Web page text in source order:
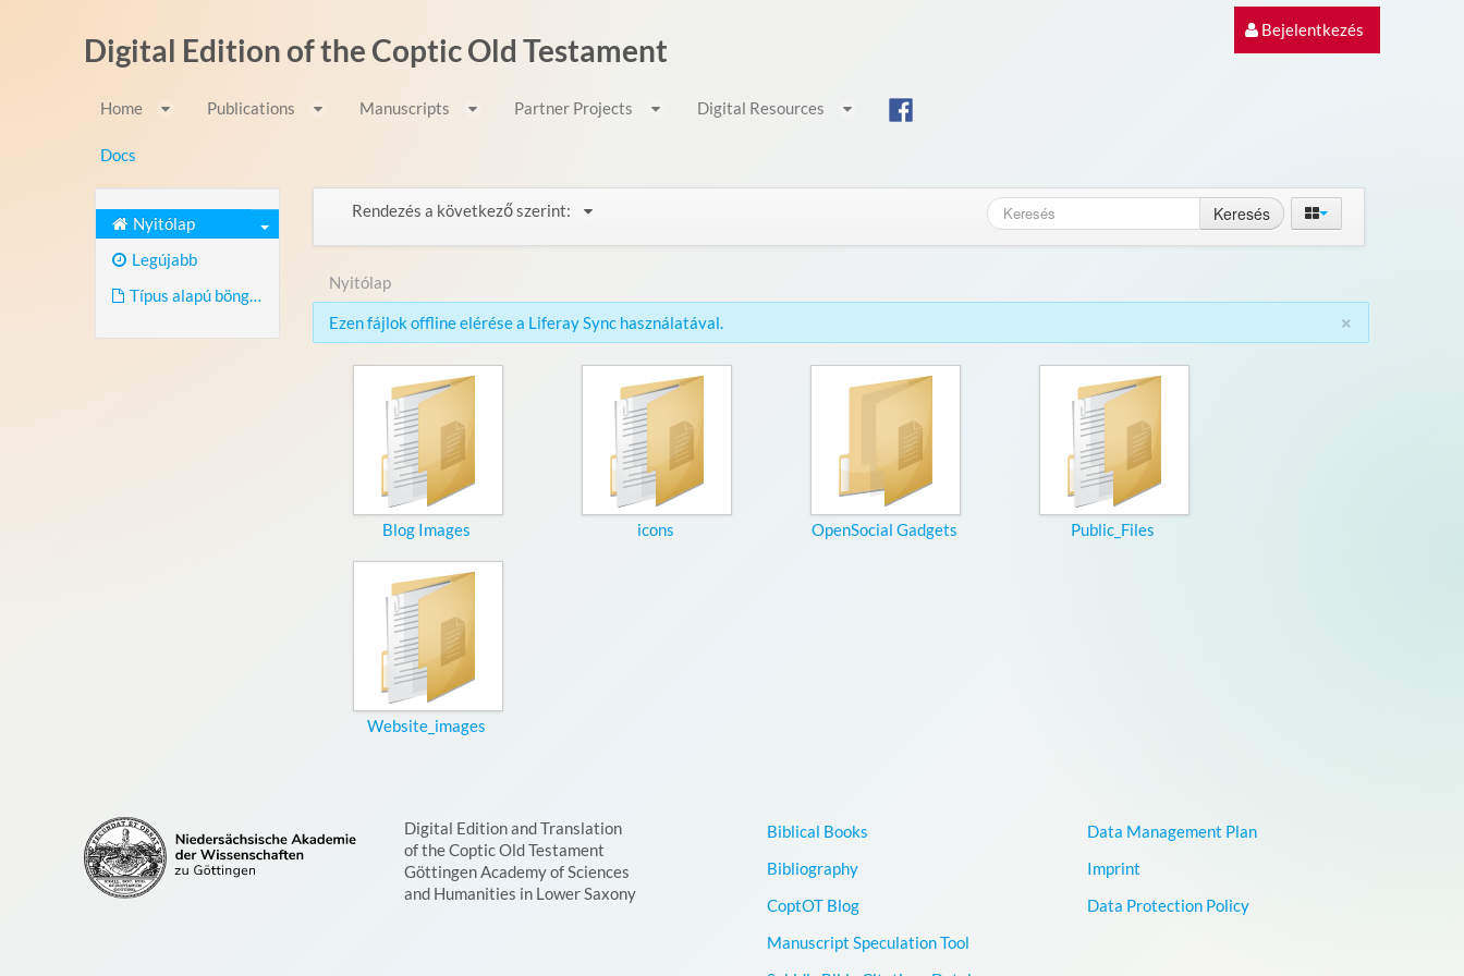
Bejelentkezés
Digital Edition of the Coptic Old Testament
Home Publications Manuscripts Partner Projects Digital Resources
Docs
Nyitólap
Legújabb
Típus alapú böngészés
Rendezés a következő szerint: Keresés
Nyitólap
×
Ezen fájlok offline elérése a Liferay Sync használatával.
Blog Images icons OpenSocial Gadgets Public_Files
Website_images
Digital Edition and Translation
of the Coptic Old Testament
Göttingen Academy of Sciences
and Humanities in Lower Saxony
Biblical Books
Bibliography
CoptOT Blog
Manuscript Speculation Tool
Data Management Plan
Imprint
Data Protection Policy